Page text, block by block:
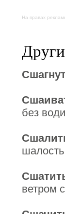
На правах
без
ветром